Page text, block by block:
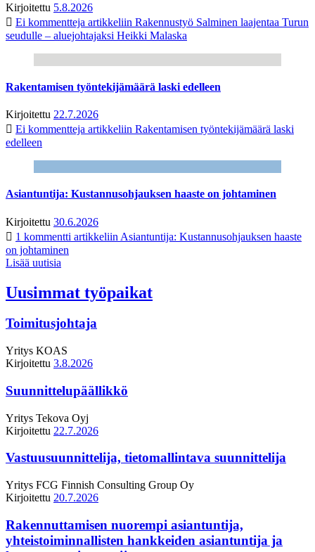
Kirjoitettu 5.8.2026
Ei kommentteja artikkeliin Rakennustyö Salminen laajentaa Turun
seudulle – aluejohtajaksi Heikki Malaska
Rakentamisen työntekijämäärä laski edelleen
Kirjoitettu 22.7.2026
Ei kommentteja artikkeliin Rakentamisen työntekijämäärä laski
edelleen
Asiantuntija: Kustannusohjauksen haaste on johtaminen
Kirjoitettu 30.6.2026
1 kommentti artikkeliin Asiantuntija: Kustannusohjauksen haaste
on johtaminen
Lisää uutisia
Uusimmat työpaikat
Toimitusjohtaja
Yritys KOAS
Kirjoitettu 3.8.2026
Suunnittelupäällikkö
Yritys Tekova Oyj
Kirjoitettu 22.7.2026
Vastuusuunnittelija, tietomallintava suunnittelija
Yritys FCG Finnish Consulting Group Oy
Kirjoitettu 20.7.2026
Rakennuttamisen nuorempi asiantuntija,
yhteistoiminnallisten hankkeiden asiantuntija ja